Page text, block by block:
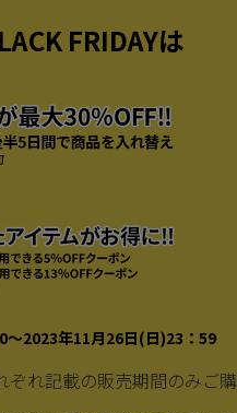
FRIDAYは
2023年11月26日(日)23：59
れ記載の販売期間のみご購